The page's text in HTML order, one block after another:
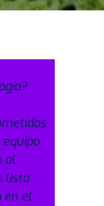
al
listo
en el